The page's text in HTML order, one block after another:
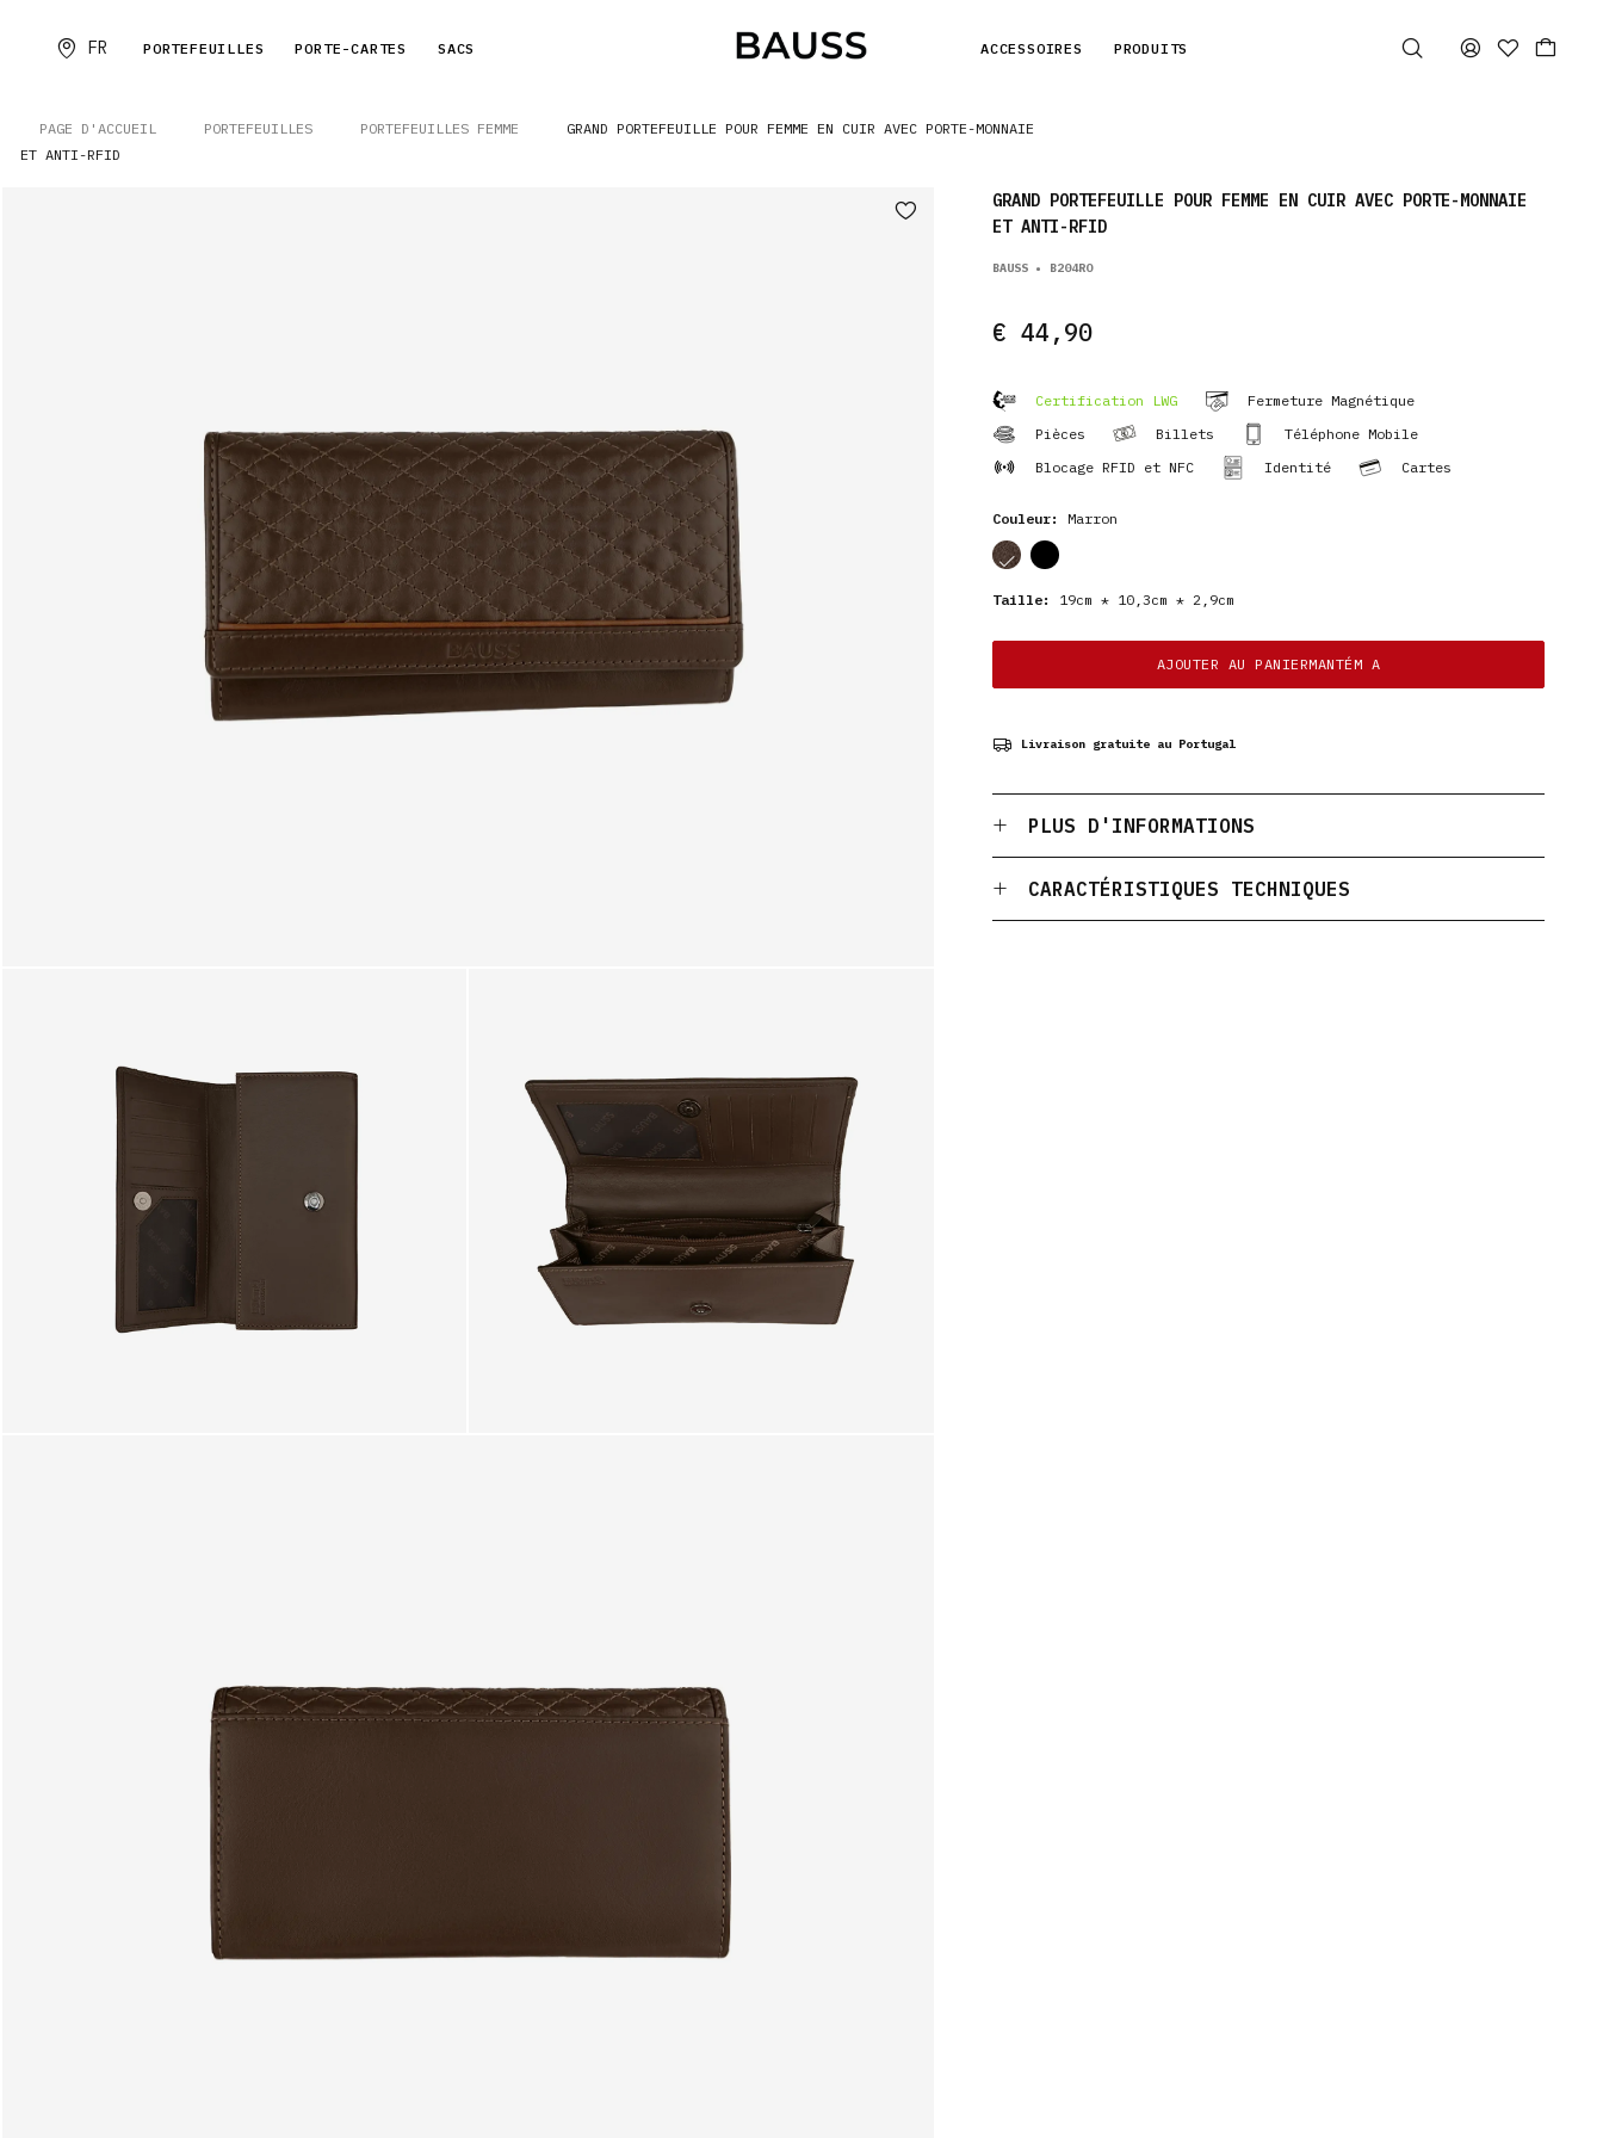
FR PORTEFEUILLES PORTE-CARTES SACS ACCESSOIRES PRODUITS
PAGE D'ACCUEIL PORTEFEUILLES PORTEFEUILLES FEMME
GRAND PORTEFEUILLE POUR FEMME EN CUIR AVEC PORTE-MONNAIE
ET ANTI-RFID
GRAND PORTEFEUILLE POUR FEMME EN CUIR AVEC PORTE-MONNAIE
ET ANTI-RFID
BAUSS • B204RO
€ 44,90
Certification LWG
Fermeture Magnétique
Pièces
Billets
Téléphone Mobile
Blocage RFID et NFC
Identité Cartes
Couleur: Marron
cor cor
Taille: 19cm * 10,3cm * 2,9cm
AJOUTER AU PANIERMANTÉM A
Livraison gratuite au Portugal
PLUS D'INFORMATIONS
CARACTÉRISTIQUES TECHNIQUES